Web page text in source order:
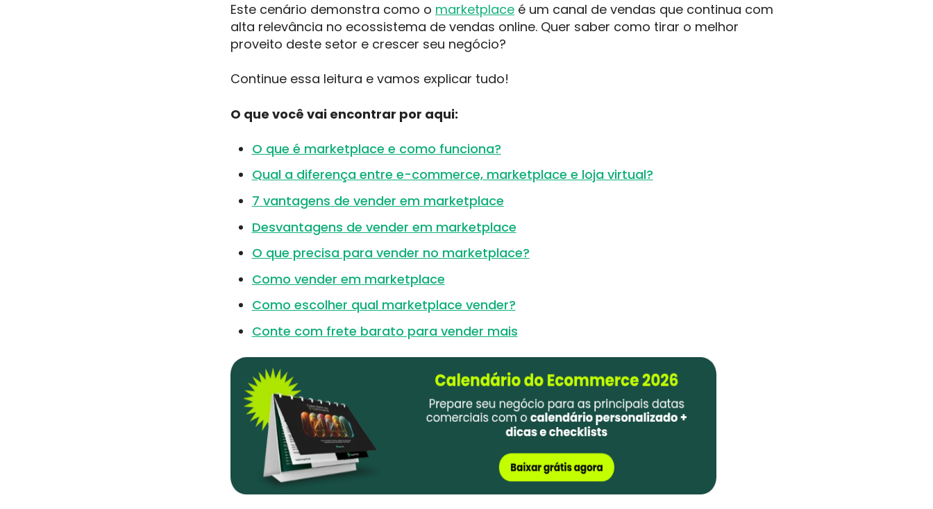
Este cenário demonstra como o marketplace é um canal de vendas que continua com
alta relevância no ecossistema de vendas online. Quer saber como tirar o melhor
proveito deste setor e crescer seu negócio?
Continue essa leitura e vamos explicar tudo!
O que você vai encontrar por aqui:
O que é marketplace e como funciona?
Qual a diferença entre e-commerce, marketplace e loja virtual?
7 vantagens de vender em marketplace
Desvantagens de vender em marketplace
O que precisa para vender no marketplace?
Como vender em marketplace
Como escolher qual marketplace vender?
Conte com frete barato para vender mais